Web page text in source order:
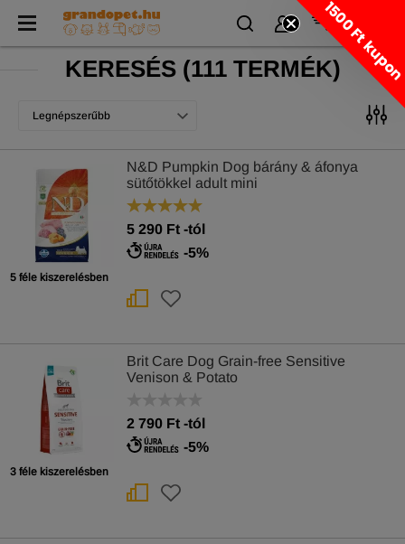
KERESÉS(111 TERMÉK)
Legnépszerűbb
5 féle kiszerelésben
N&D Pumpkin Dog bárány & áfonya
sütőtökkel adult mini
5 290 Ft -tól
-5%
3 féle kiszerelésben
Brit Care Dog Grain-free Sensitive
Venison & Potato
2 790 Ft -tól
-5%
1500 Ft